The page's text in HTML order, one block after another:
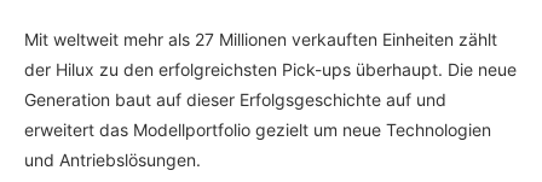
Mit weltweit mehr als 27 Millionen verkauften Einheiten zählt
der Hilux zu den erfolgreichsten Pick-ups überhaupt. Die neue
Generation baut auf dieser Erfolgsgeschichte auf und
erweitert das Modellportfolio gezielt um neue Technologien
und Antriebslösungen.